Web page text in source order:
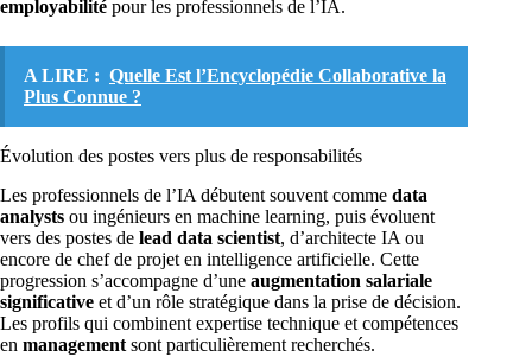
employabilité pour les professionnels de l’IA.
A LIRE : Quelle Est l’Encyclopédie Collaborative la
Plus Connue ?
Évolution des postes vers plus de responsabilités
Les professionnels de l’IA débutent souvent comme data
analysts ou ingénieurs en machine learning, puis évoluent
vers des postes de lead data scientist, d’architecte IA ou
encore de chef de projet en intelligence artificielle. Cette
progression s’accompagne d’une augmentation salariale
significative et d’un rôle stratégique dans la prise de décision.
Les profils qui combinent expertise technique et compétences
en management sont particulièrement recherchés.